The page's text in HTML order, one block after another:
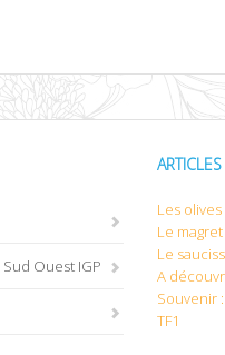
Ouest IGP
Les
Le
Le
A
Souvenir
TF1